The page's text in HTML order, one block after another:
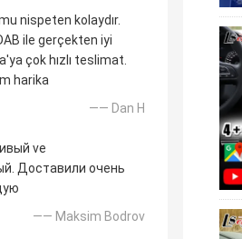
nispeten kolaydır.
ile gerçekten iyi
çok hızlı teslimat.
harika
—— Dan H
ve
Доставили очень
—— Maksim Bodrov